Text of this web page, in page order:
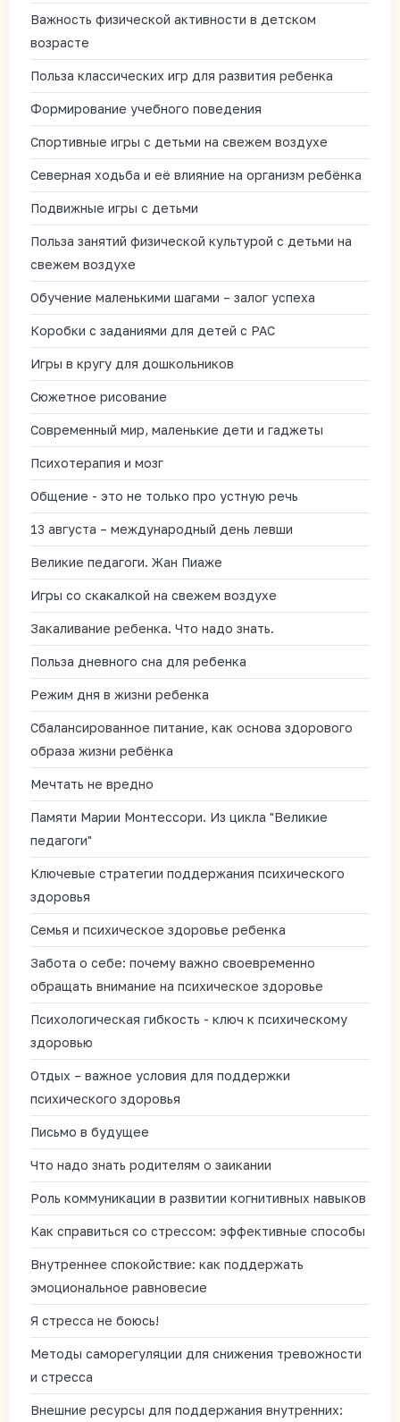
Важность физической активности в детском
возрасте
Польза классических игр для развития ребенка
Формирование учебного поведения
Спортивные игры с детьми на свежем воздухе
Северная ходьба и её влияние на организм ребёнка
Подвижные игры с детьми
Польза занятий физической культурой с детьми на
свежем воздухе
Обучение маленькими шагами – залог успеха
Коробки с заданиями для детей с РАС
Игры в кругу для дошкольников
Сюжетное рисование
Современный мир, маленькие дети и гаджеты
Психотерапия и мозг
Общение - это не только про устную речь
13 августа – международный день левши
Великие педагоги. Жан Пиаже
Игры со скакалкой на свежем воздухе
Закаливание ребенка. Что надо знать.
Польза дневного сна для ребенка
Режим дня в жизни ребенка
Сбалансированное питание, как основа здорового
образа жизни ребёнка
Мечтать не вредно
Памяти Марии Монтессори. Из цикла "Великие
педагоги"
Ключевые стратегии поддержания психического
здоровья
Семья и психическое здоровье ребенка
Забота о себе: почему важно своевременно
обращать внимание на психическое здоровье
Психологическая гибкость - ключ к психическому
здоровью
Отдых – важное условия для поддержки
психического здоровья
Письмо в будущее
Что надо знать родителям о заикании
Роль коммуникации в развитии когнитивных навыков
Как справиться со стрессом: эффективные способы
Внутреннее спокойствие: как поддержать
эмоциональное равновесие
Я стресса не боюсь!
Методы саморегуляции для снижения тревожности
и стресса
Внешние ресурсы для поддержания внутренних: